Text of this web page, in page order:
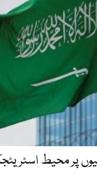
پر محیط